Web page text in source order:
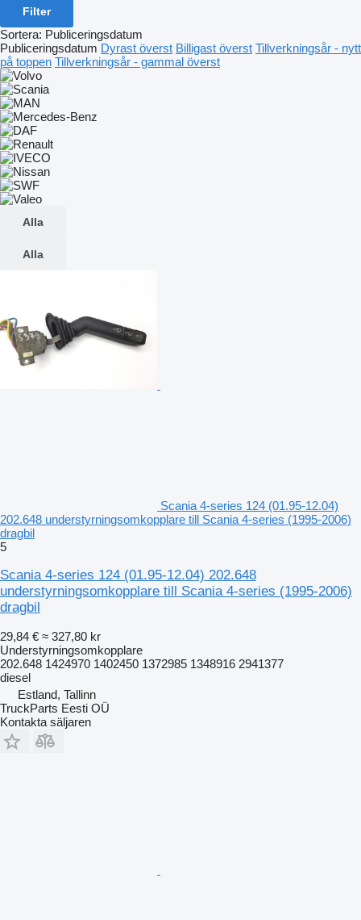
Filter
Sortera: Publiceringsdatum
Publiceringsdatum Dyrast överst Billigast överst Tillverkningsår - nytt
på toppen Tillverkningsår - gammal överst
Alla
Alla
Scania 4-series 124 (01.95-12.04)
202.648 understyrningsomkopplare till Scania 4-series (1995-2006)
dragbil
5
Scania 4-series 124 (01.95-12.04) 202.648
understyrningsomkopplare till Scania 4-series (1995-2006)
dragbil
29,84 € ≈ 327,80 kr
Understyrningsomkopplare
202.648 1424970 1402450 1372985 1348916 2941377
diesel
Estland, Tallinn
TruckParts Eesti OÜ
Kontakta säljaren